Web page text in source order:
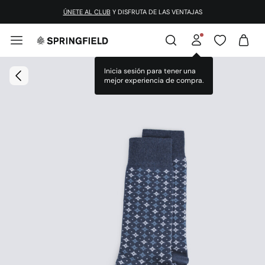
ÚNETE AL CLUB Y DISFRUTA DE LAS VENTAJAS
Inicia sesión para tener una
mejor experiencia de compra.